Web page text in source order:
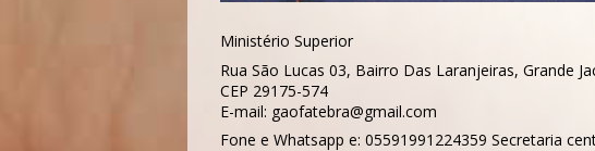
Ministério Superior
Rua São Lucas 03, Bairro Das Laranjeiras, Grande
CEP 29175-574
E-mail: gaofatebra@gmail.com
Fone e Whatsapp e: 05591991224359 Secretaria